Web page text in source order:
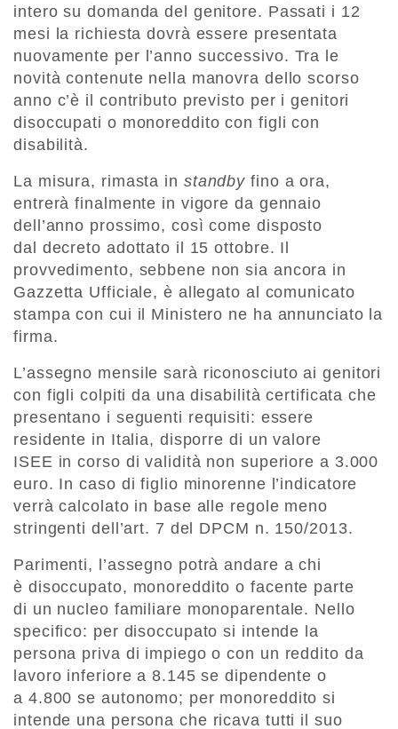
intero su domanda del genitore. Passati i 12
mesi la richiesta dovrà essere presentata
nuovamente per l’anno successivo. Tra le
novità contenute nella manovra dello scorso
anno c’è il contributo previsto per i genitori
disoccupati o monoreddito con figli con
disabilità.
La misura, rimasta in standbyfino a ora,
entrerà finalmente in vigore da gennaio
dell’anno prossimo, così come disposto
dal decreto adottato il 15 ottobre. Il
provvedimento, sebbene non sia ancora in
Gazzetta Ufficiale, è allegato al comunicato
stampa con cui il Ministero ne ha annunciato la
firma.
L’assegno mensile sarà riconosciuto ai genitori
con figli colpiti da una disabilità certificata che
presentano i seguenti requisiti: essere
residente in Italia, disporre di un valore
ISEE in corso di validità non superiore a 3.000
euro. In caso di figlio minorenne l’indicatore
verrà calcolato in base alle regole meno
stringenti dell’art. 7 del DPCM n. 150/2013.
Parimenti, l’assegno potrà andare a chi
è disoccupato, monoreddito o facente parte
di un nucleo familiare monoparentale. Nello
specifico: per disoccupato si intende la
persona priva di impiego o con un reddito da
lavoro inferiore a 8.145 se dipendente o
a 4.800 se autonomo; per monoreddito si
intende una persona che ricava tutti il suo